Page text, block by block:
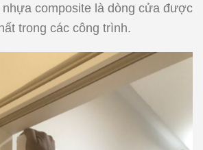
composite là dòng cửa được
trong các công trình.